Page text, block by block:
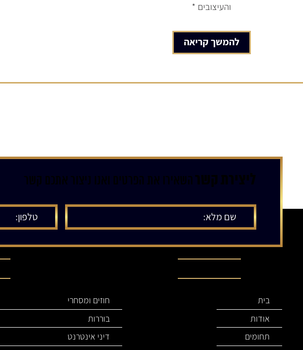
והעיצובים *
להמשך קריאה
ליצירת קשר השאירו את הפרטים ואנו ניצור אתכם קשר
בית
אודות
תחומים
חוזים ומסחרי
בוררות
דיני אינטרנט